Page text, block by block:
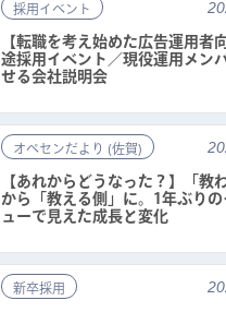
採用イベント
【転職を考え始めた広告運用者
途採用イベント／現役運用メン
せる会社説明会
オペセンだより (佐賀)
【あれからどうなった？】「教
から「教える側」に。1年ぶり
ューで見えた成長と変化
新卒採用